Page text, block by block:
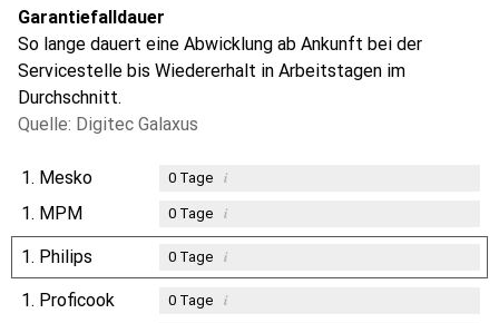
Garantiefalldauer
So lange dauert eine Abwicklung ab Ankunft bei der
Servicestelle bis Wiedererhalt in Arbeitstagen im
Durchschnitt.
Quelle: Digitec Galaxus
1. Mesko 0Tage i
1. MPM 0Tage i
1. Philips 0Tage i
1. Proficook 0Tage i